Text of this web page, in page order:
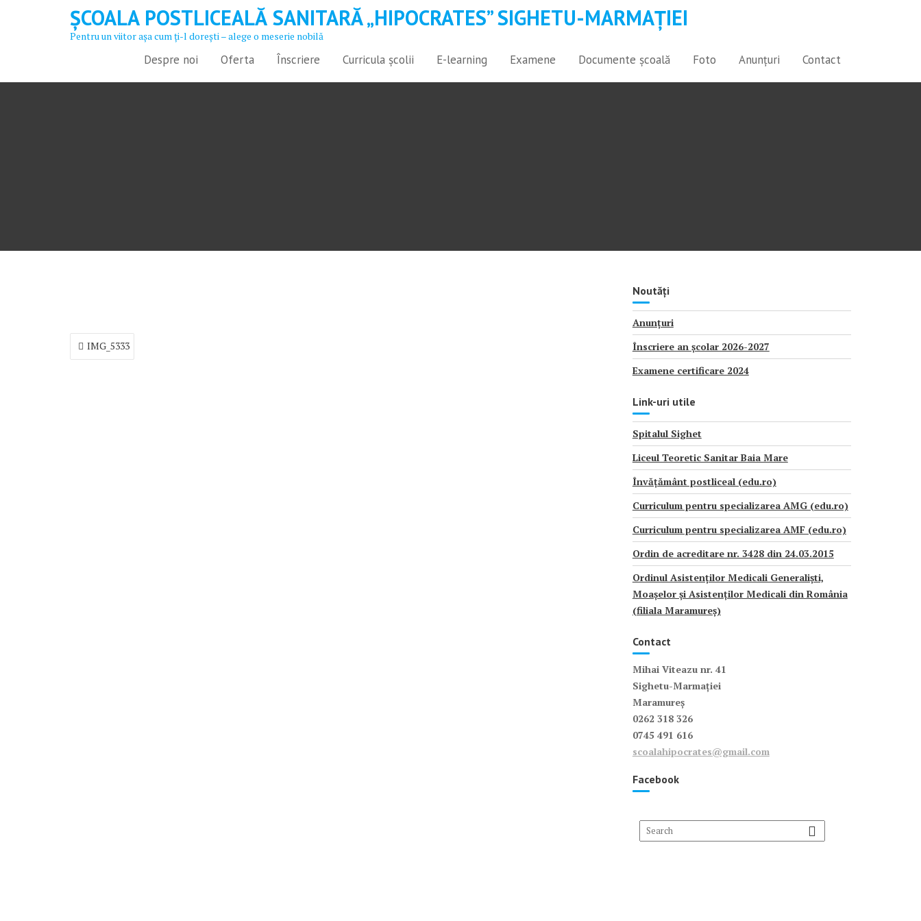
ȘCOALA POSTLICEALĂ SANITARĂ „HIPOCRATES” SIGHETU-MARMAȚIEI
Pentru un viitor aşa cum ţi-l doreşti – alege o meserie nobilă
Despre noi Oferta Înscriere Curricula școlii E-learning Examene Documente școală Foto Anunțuri Contact
Navigare
în
IMG_5333
Noutăți
Anunțuri
Înscriere an școlar 2026-2027
Examene certificare 2024
Link-uri utile
Spitalul Sighet
Liceul Teoretic Sanitar Baia Mare
Învățământ postliceal (edu.ro)
Curriculum pentru specializarea AMG (edu.ro)
Curriculum pentru specializarea AMF (edu.ro)
Ordin de acreditare nr. 3428 din 24.03.2015
Ordinul Asistenților Medicali Generaliști,
Moașelor și Asistenților Medicali din România
(filiala Maramureș)
Contact
Mihai Viteazu nr. 41
Sighetu-Marmației
Maramureș
0262 318 326
0745 491 616
scoalahipocrates@gmail.com
Facebook